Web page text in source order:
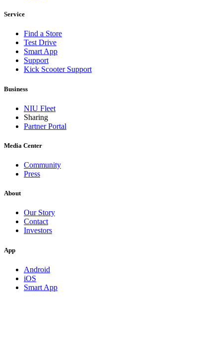
Service
Find a Store
Test Drive
Smart App
Support
Kick Scooter Support
Business
NIU Fleet
Sharing
Partner Portal
Media Center
Community
Press
About
Our Story
Contact
Investors
App
Android
iOS
Smart App